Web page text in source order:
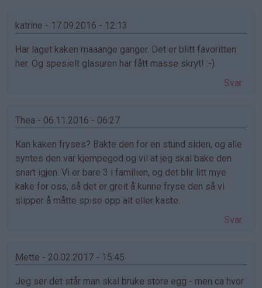
katrine - 17.09.2016 - 12:13
Har laget kaken maaange ganger. Det er blitt favoritten
her. Og spesielt glasuren har fått masse skryt! :-)
Svar
Thea - 06.11.2016 - 06:27
Kan kaken fryses? Bakte den for en stund siden, og alle
syntes den var kjempegod og vil at jeg skal bake den
snart igjen. Vi er bare 3 i familien, og det blir litt mye
kake for oss, så det er greit å kunne fryse den så vi
slipper å måtte spise opp alt eller kaste.
Svar
Mette - 20.02.2017 - 15:45
Jeg ser det står man skal bruke store egg - men ca hvor